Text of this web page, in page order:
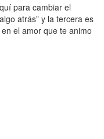
para cambiar el
atrás” y la tercera es
el amor que te animo